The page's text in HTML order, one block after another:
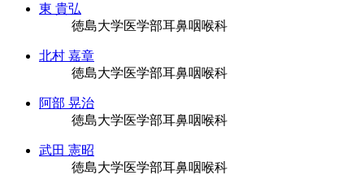
東 貴弘
徳島大学医学部耳鼻咽喉科
北村 嘉章
徳島大学医学部耳鼻咽喉科
阿部 晃治
徳島大学医学部耳鼻咽喉科
武田 憲昭
徳島大学医学部耳鼻咽喉科